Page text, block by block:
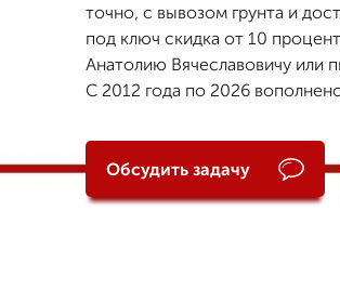
точно, с вывозом грунта и
под ключ скидка от 10
Анатолию Вячеславовичу или
С 2012 года по 2026
Обсудить задачу